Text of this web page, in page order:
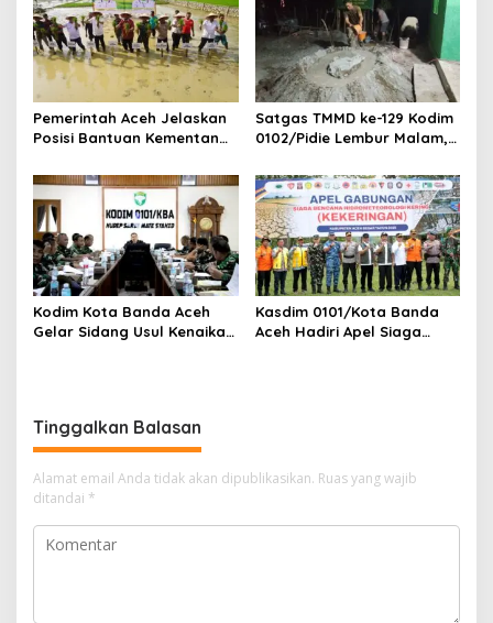
Pemerintah Aceh Jelaskan
Posisi Bantuan Kementan
Dan Kebun
Satgas TMMD ke-129 Kodim
0102/Pidie Lembur Malam,
RTLH Demi Capai Target
Kodim Kota Banda Aceh
Gelar Sidang Usul Kenaikan
Kasdim 0101/Kota Banda
Aceh Hadiri Apel Siaga
Tinggalkan Balasan
Alamat email Anda tidak akan dipublikasikan. Ruas yang wajib
ditandai *